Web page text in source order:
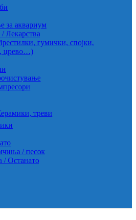
за аквариум
Лекарства
гумички, спојки,
црево…)
треви
/ песок
/ Останато